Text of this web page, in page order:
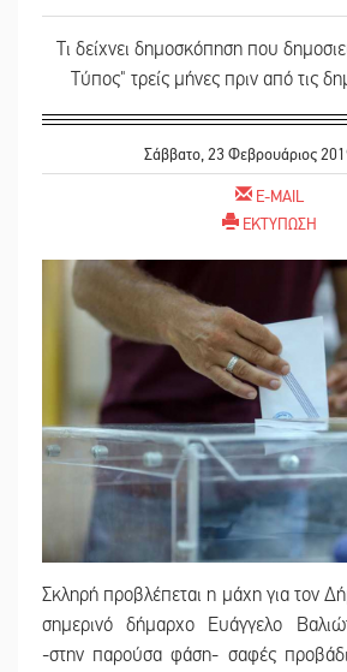
Τι δείχνει δημοσκόπηση που
Τύπος" τρείς μήνες πριν από τις
Σάββατο, 23 Φεβρουάριος
E-MAIL
ΕΚΤΥΠΩΣΗ
Σκληρή προβλέπεται η μάχη για τον
σημερινό δήμαρχο Ευάγγελο
-στην παρούσα φάση- σαφές